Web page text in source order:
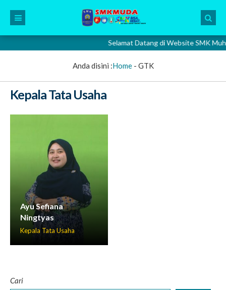
Selamat Datang di Website SMK
Anda disini :Home- GTK
Kepala Tata Usaha
Ayu Sefiana
Ningtyas
Kepala Tata Usaha
Cari